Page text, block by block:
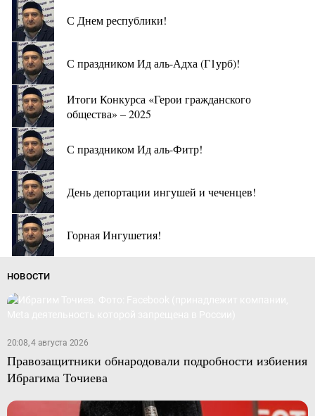
С Днем республики!
С праздником Ид аль-Адха (Г1урб)!
Итоги Конкурса «Герои гражданского
общества» – 2025
С праздником Ид аль-Фитр!
День депортации ингушей и чеченцев!
Горная Ингушетия!
НОВОСТИ
20:08, 4 августа 2026
Правозащитники обнародовали подробности избиения
Ибрагима Точиева